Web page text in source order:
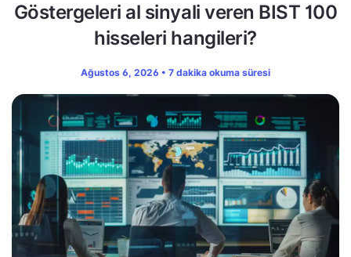
Göstergeleri al sinyali veren BIST 100
hisseleri hangileri?
Ağustos 6, 2026 • 7 dakika okuma süresi